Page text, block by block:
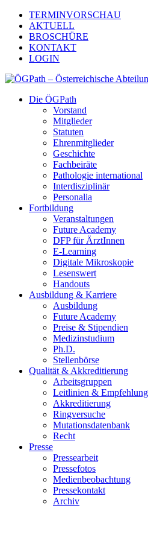
Zum
Inhalt
springen
TERMINVORSCHAU
AKTUELL
BROSCHÜRE
KONTAKT
LOGIN
Die ÖGPath
Vorstand
Mitglieder
Statuten
Ehrenmitglieder
Geschichte
Fachbeiräte
Pathologie international
Interdisziplinär
Personalia
Fortbildung
Veranstaltungen
Future Academy
DFP für ÄrztInnen
E-Learning
Digitale Mikroskopie
Lesenswert
Handouts
Ausbildung & Karriere
Ausbildung
Future Academy
Preise & Stipendien
Medizinstudium
Ph.D.
Stellenbörse
Qualität & Akkreditierung
Arbeitsgruppen
Leitlinien &
Akkreditierung
Ringversuche
Mutationsdatenbank
Recht
Presse
Pressearbeit
Pressefotos
Medienbeobachtung
Pressekontakt
Archiv